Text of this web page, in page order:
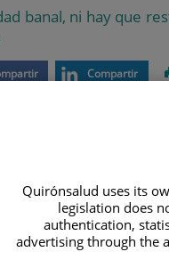
banal, ni hay que
Compartir
a ocupar titulares,
forman parte de
muy frecuentes que
hospitales Quirónsalud
la gripe ni
habituales sobre la gripe
Quirónsalud uses its
legislation does
authentication,
advertising through the